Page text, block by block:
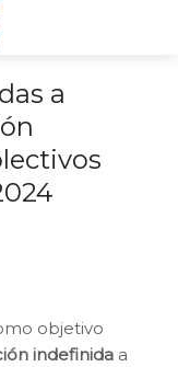
a
objetivo
indefinida a